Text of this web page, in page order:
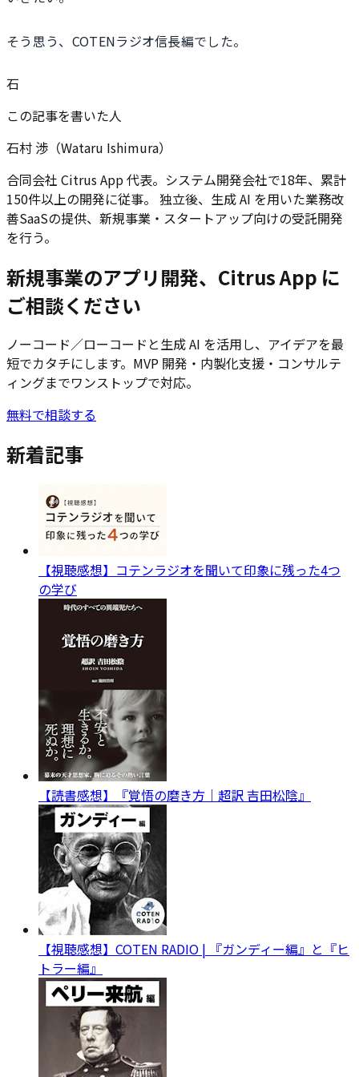
そう思う、COTENラジオ信長編でした。
石
この記事を書いた人
石村 渉（Wataru Ishimura）
合同会社 Citrus App 代表。システム開発会社で18年、累計
150件以上の開発に従事。 独立後、生成 AI を用いた業務改
善SaaSの提供、新規事業・スタートアップ向けの受託開発
を行う。
新規事業のアプリ開発、Citrus App に
ご相談ください
ノーコード／ローコードと生成 AI を活用し、アイデアを最
短でカタチにします。MVP 開発・内製化支援・コンサルテ
ィングまでワンストップで対応。
無料で相談する
新着記事
【視聴感想】コテンラジオを聞いて印象に残った4つ
の学び
【読書感想】『覚悟の磨き方｜超訳 吉田松陰』
【視聴感想】COTEN RADIO | 『ガンディー編』と『ヒ
トラー編』